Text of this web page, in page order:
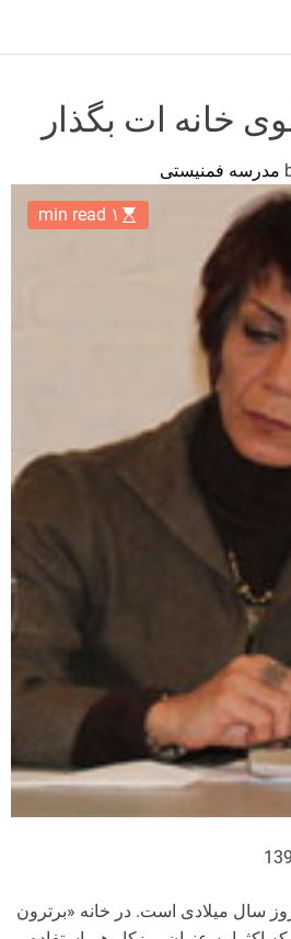
e
خانه ات بگذار
مدرسه فمنیستی
۱ min read
سال میلادی است. در خانه «برترون